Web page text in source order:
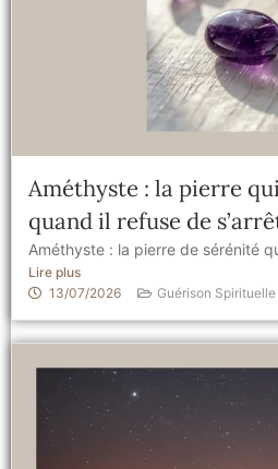
Améthyste : la pierre
quand il refuse de
Améthyste : la pierre de sérénité
Lire plus
13/07/2026
Guérison Spirituelle